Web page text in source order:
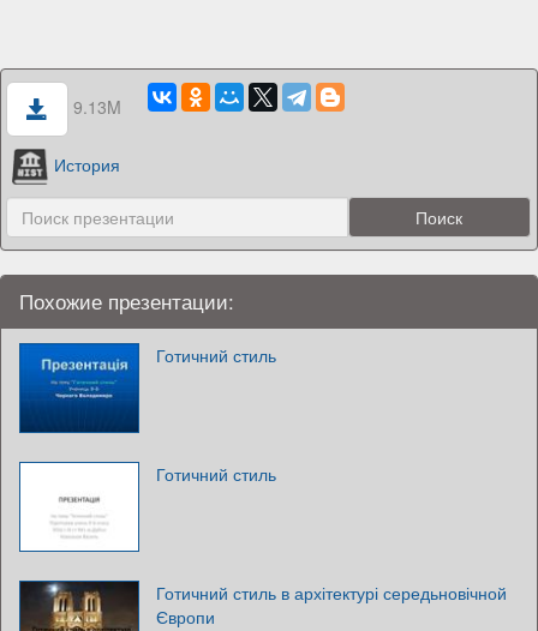
9.13M
История
Похожие презентации:
Готичний стиль
Готичний стиль
Готичний стиль в архітектурі середьновічной
Європи